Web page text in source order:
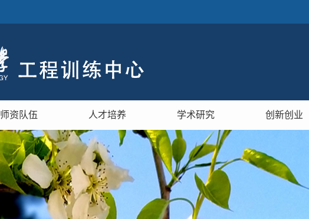
师资队伍 人才培养 学术研究 创新创业